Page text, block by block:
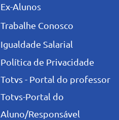
Ex-Alunos
Trabalhe Conosco
Igualdade Salarial
Política de Privacidade
Totvs - Portal do professor
Totvs-Portal do
Aluno/Responsável